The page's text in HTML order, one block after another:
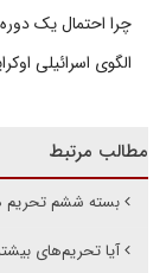
چرا احتمال یک
الگوی اسرائیلی
مطالب مرتبط
بسته ششم تحریم ها
آیا تحریم‌های